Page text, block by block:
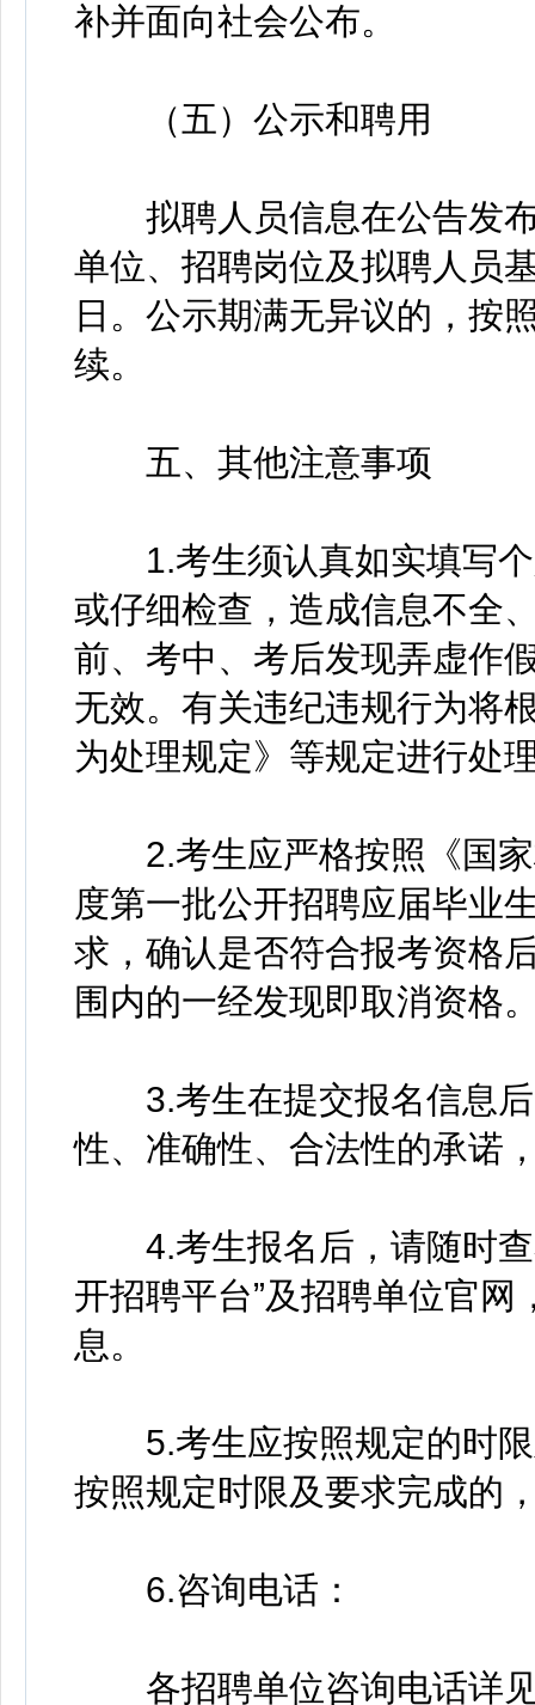
补并面向社会公布。
（五）公示和聘用
拟聘人员信息在公告发布
单位、招聘岗位及拟聘人员
日。公示期满无异议的，按
续。
五、其他注意事项
1.考生须认真如实填写个
或仔细检查，造成信息不全
前、考中、考后发现弄虚作
无效。有关违纪违规行为将
为处理规定》等规定进行处
2.考生应严格按照《国家
度第一批公开招聘应届毕业
求，确认是否符合报考资格
围内的一经发现即取消资格
3.考生在提交报名信息后
性、准确性、合法性的承诺
4.考生报名后，请随时查
开招聘平台”及招聘单位官
息。
5.考生应按照规定的时限
按照规定时限及要求完成的
6.咨询电话：
各招聘单位咨询电话详